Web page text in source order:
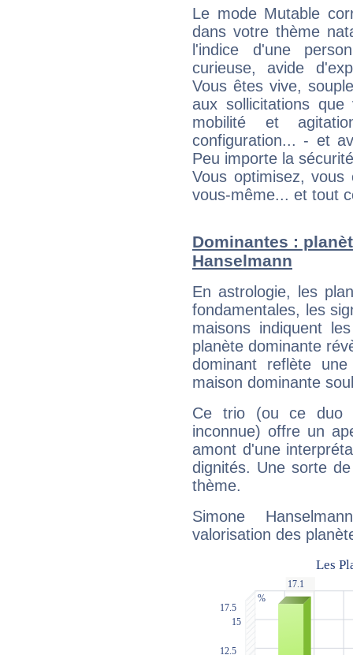
Le mode Mutable
dans votre thème
l'indice d'une
curieuse, avide
Vous êtes vive,
aux sollicitations
mobilité et
configuration... - et
Peu importe la
Vous optimisez, vous
vous-même... et tout
Dominantes :
Hanselmann
En astrologie, les
fondamentales, les
maisons indiquent
planète dominante
dominant reflète
maison dominante
Ce trio (ou ce duo
inconnue) offre un
amont d'une
dignités. Une sorte
thème.
Simone
valorisation des